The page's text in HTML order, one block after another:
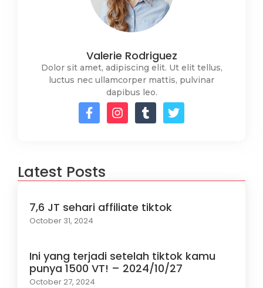
Valerie Rodriguez
Dolor sit amet, adipiscing elit. Ut elit tellus,
luctus nec ullamcorper mattis, pulvinar
dapibus leo.
Latest Posts
7,6 JT sehari affiliate tiktok
October 31, 2024
Ini yang terjadi setelah tiktok kamu
punya 1500 VT! – 2024/10/27
October 27, 2024